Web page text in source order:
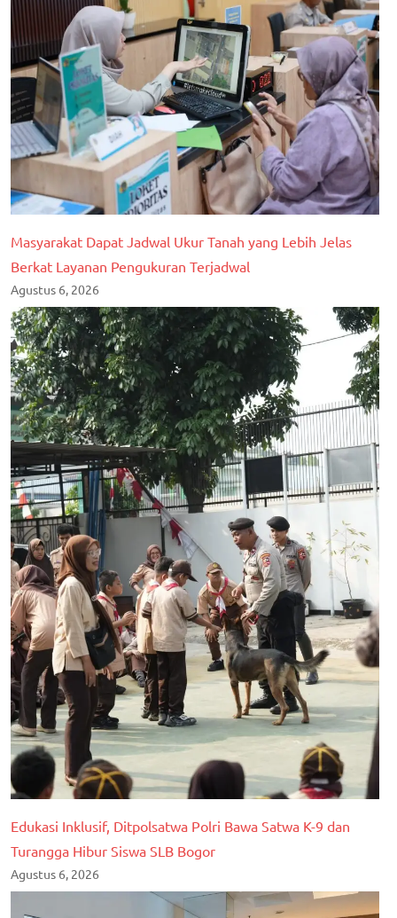
Masyarakat Dapat Jadwal Ukur Tanah yang Lebih Jelas
Berkat Layanan Pengukuran Terjadwal
Agustus 6, 2026
Edukasi Inklusif, Ditpolsatwa Polri Bawa Satwa K-9 dan
Turangga Hibur Siswa SLB Bogor
Agustus 6, 2026